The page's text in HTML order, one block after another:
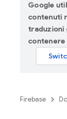
Google
contenuti
traduzioni
Firebase